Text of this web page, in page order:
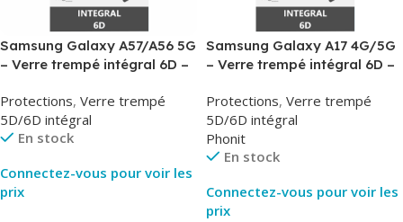
Samsung Galaxy A57/A56 5G
– Verre trempé intégral 6D –
Protections, Verre trempé
5D/6D intégral
En stock
Connectez-vous pour voir les
prix
Samsung Galaxy A17 4G/5G
– Verre trempé intégral 6D –
Protections, Verre trempé
5D/6D intégral
Phonit
En stock
Connectez-vous pour voir les
prix